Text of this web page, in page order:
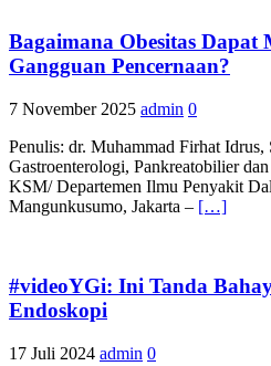
Bagaimana Obesitas
Gangguan Pencernaan?
7 November 2025 admin 0
Penulis: dr. Muhammad Firhat
Gastroenterologi, Pankreatobilier
KSM/ Departemen Ilmu Penyakit
Mangunkusumo, Jakarta – […]
#videoYGi: Ini Tanda
Endoskopi
17 Juli 2024 admin 0